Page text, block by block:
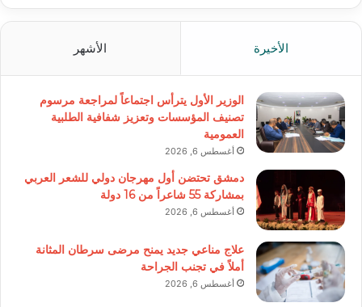
الأخيرة الأشهر
الوزير الأول يترأس اجتماعاً لمراجعة مرسوم
تصنيف المؤسسات وتعزيز شفافية الطلبية
العمومية
أغسطس 6, 2026
دمشق تحتضن أول مهرجان دولي للشعر العربي
بمشاركة 55 شاعراً من 16 دولة
أغسطس 6, 2026
علاج مناعي جديد يمنح مرضى سرطان المثانة
أملاً في تجنب الجراحة
أغسطس 6, 2026